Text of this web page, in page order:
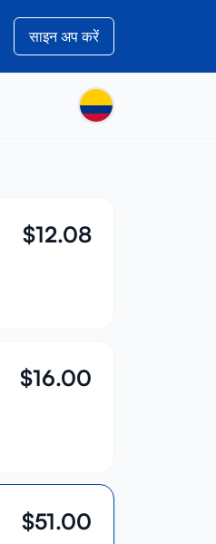
साइन अप करें
$12.08
$16.00
$51.00